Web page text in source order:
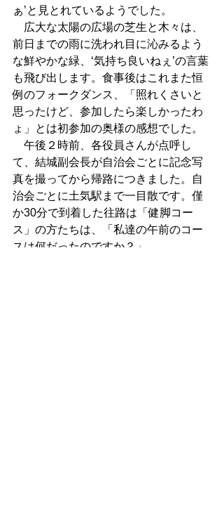
ぁ’と見とれているようでした。
広大な太陽の広場の芝生と木々は、
前日までの雨に洗われ目に沁みるよう
な鮮やかな緑、‘気持ち良いねぇ’の言葉
も飛び出します。食事後はこれまた恒
例のフォークダンス、「照れくさいと
思ったけど、参加したら楽しかったわ
ょ」とは初参加の奥様の感想でした。
午後２時前、各役員さんが点呼し
て、結城副会長が自治会ごとに記念写
真を撮ってから帰路につきました。自
治会ごとに土気駅まで一目散です。僅
か30分で到着した往路は「健脚コー
ス」の方たちは、「私達の午前のコー
スは何だったのですか？」…。